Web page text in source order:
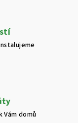
Vám domů